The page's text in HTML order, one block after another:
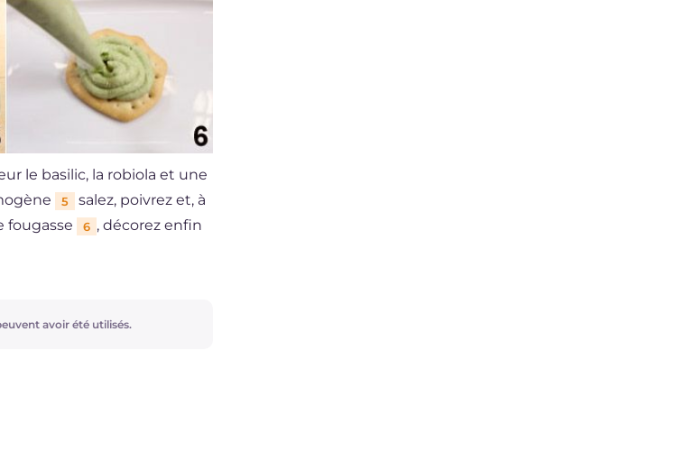
le basilic, la robiola et une
5
salez, poivrez et, à
fougasse
6 , décorez enfin
avoir été utilisés.